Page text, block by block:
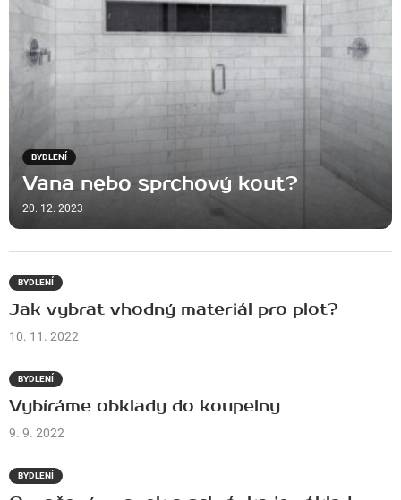
BYDLENÍ
Vana nebo sprchový kout?
20. 12. 2023
BYDLENÍ
Jak vybrat vhodný materiál pro plot?
10. 11. 2022
BYDLENÍ
Vybíráme obklady do koupelny
9. 9. 2022
BYDLENÍ